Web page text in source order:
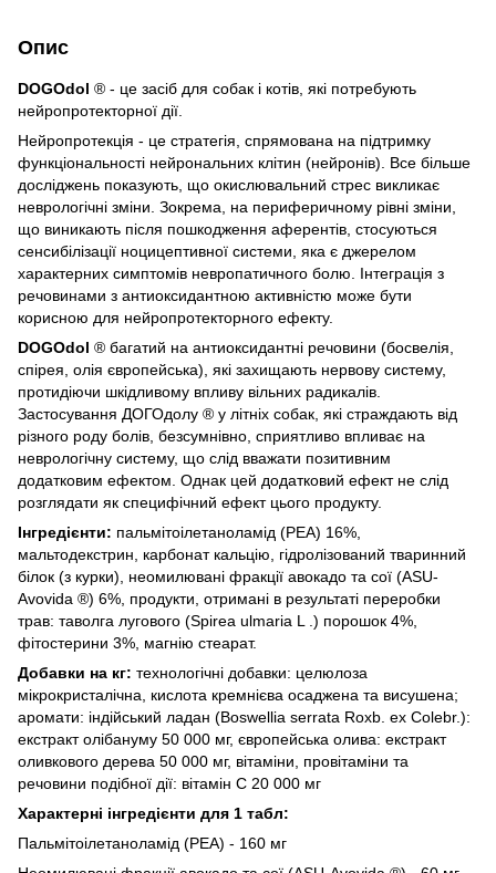
Опис
DOGOdol ® - це засіб для собак і котів, які потребують
нейропротекторної дії.
Нейропротекція - це стратегія, спрямована на підтримку
функціональності нейрональних клітин (нейронів). Все більше
досліджень показують, що окислювальний стрес викликає
неврологічні зміни. Зокрема, на периферичному рівні зміни,
що виникають після пошкодження аферентів, стосуються
сенсибілізації ноцицептивної системи, яка є джерелом
характерних симптомів невропатичного болю. Інтеграція з
речовинами з антиоксидантною активністю може бути
корисною для нейропротекторного ефекту.
DOGOdol ® багатий на антиоксидантні речовини (босвелія,
спірея, олія європейська), які захищають нервову систему,
протидіючи шкідливому впливу вільних радикалів.
Застосування ДОГОдолу ® у літніх собак, які страждають від
різного роду болів, безсумнівно, сприятливо впливає на
неврологічну систему, що слід вважати позитивним
додатковим ефектом. Однак цей додатковий ефект не слід
розглядати як специфічний ефект цього продукту.
Інгредієнти: пальмітоілетаноламід (PEA) 16%,
мальтодекстрин, карбонат кальцію, гідролізований тваринний
білок (з курки), неомилювані фракції авокадо та сої (ASU-
Avovida ®) 6%, продукти, отримані в результаті переробки
трав: таволга лугового (Spirea ulmaria L .) порошок 4%,
фітостерини 3%, магнію стеарат.
Добавки на кг: технологічні добавки: целюлоза
мікрокристалічна, кислота кремнієва осаджена та висушена;
аромати: індійський ладан (Boswellia serrata Roxb. ex Colebr.):
екстракт олібануму 50 000 мг, європейська олива: екстракт
оливкового дерева 50 000 мг, вітаміни, провітаміни та
речовини подібної дії: вітамін С 20 000 мг
Характерні інгредієнти для 1 табл:
Пальмітоілетаноламід (PEA) - 160 мг